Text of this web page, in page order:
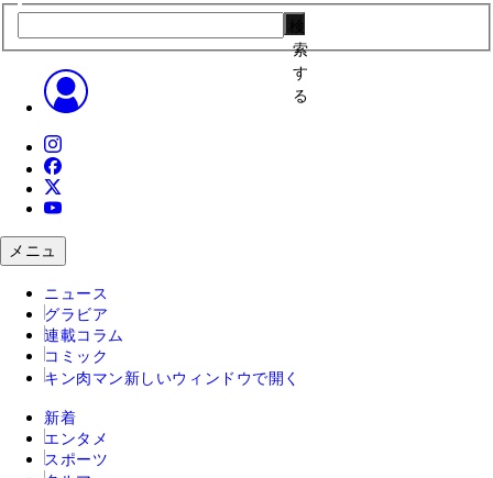
索
す
る
メニュ
ニュース
グラビア
連載コラム
コミック
キン肉マン 新しいウィンドウで開く
新着
エンタメ
スポーツ